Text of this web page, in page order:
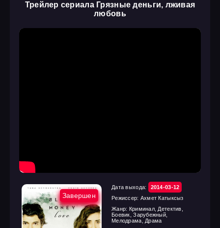
Трейлер сериала Грязные деньги, лживая
любовь
Завершен
Дата выхода:
2014-03-12
Режиссер: Ахмет Катыксыз
Жанр: Криминал, Детектив,
Боевик, Зарубежный,
Мелодрама, Драма